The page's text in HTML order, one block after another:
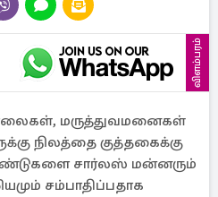
விளம்பரம்
மருத்துவமனைகள்
நிலத்தை குத்தகைக்கு
சார்லஸ் மன்னரும்
சம்பாதிப்பதாக